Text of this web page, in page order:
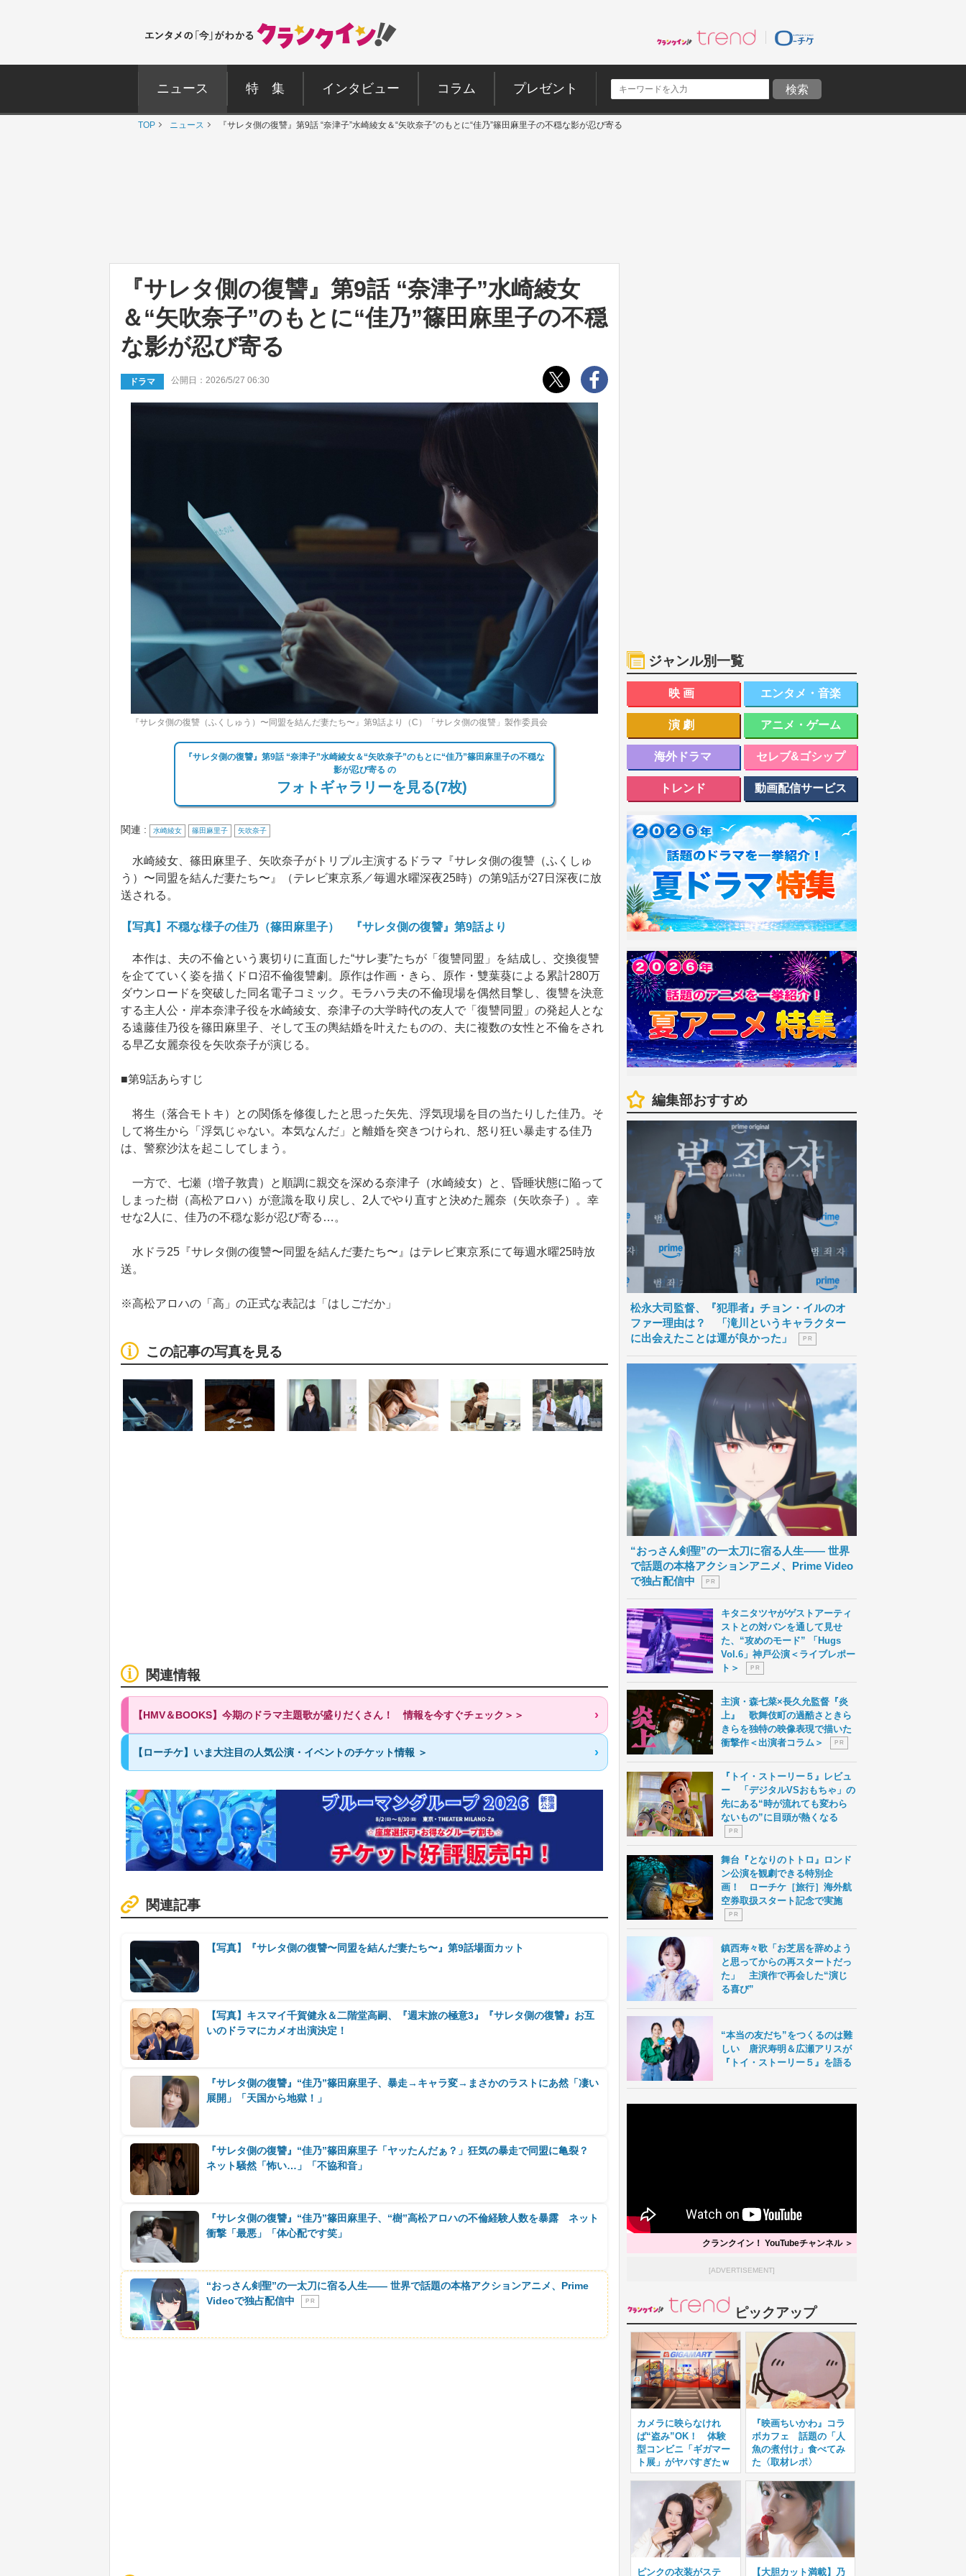
ニュース 特 集 インタビュー コラム プレゼント
TOP ニュース 『サレタ側の復讐』第9話 “奈津子”水崎綾女＆“矢吹奈子”のもとに“佳乃”篠田麻里子の不穏な影が忍び寄る
『サレタ側の復讐』第9話 “奈津子”水崎綾女
＆“矢吹奈子”のもとに“佳乃”篠田麻里子の不穏
な影が忍び寄る
ドラマ 公開日：2026/5/27 06:30
『サレタ側の復讐（ふくしゅう）〜同盟を結んだ妻たち〜』第9話より（C）「サレタ側の復讐」製作委員会
『サレタ側の復讐』第9話 “奈津子”水崎綾女＆“矢吹奈子”のもとに“佳乃”篠田麻里子の不穏な
影が忍び寄る の
フォトギャラリーを見る(7枚)
関連 : 水崎綾女 篠田麻里子 矢吹奈子
水崎綾女、篠田麻里子、矢吹奈子がトリプル主演するドラマ『サレタ側の復讐（ふくしゅ
う）〜同盟を結んだ妻たち〜』（テレビ東京系／毎週水曜深夜25時）の第9話が27日深夜に放
送される。
【写真】不穏な様子の佳乃（篠田麻里子） 『サレタ側の復讐』第9話より
本作は、夫の不倫という裏切りに直面した“サレ妻”たちが「復讐同盟」を結成し、交換復讐
を企てていく姿を描くドロ沼不倫復讐劇。原作は作画・きら、原作・雙葉葵による累計280万
ダウンロードを突破した同名電子コミック。モラハラ夫の不倫現場を偶然目撃し、復讐を決意
する主人公・岸本奈津子役を水崎綾女、奈津子の大学時代の友人で「復讐同盟」の発起人とな
る遠藤佳乃役を篠田麻里子、そして玉の輿結婚を叶えたものの、夫に複数の女性と不倫をされ
る早乙女麗奈役を矢吹奈子が演じる。
■第9話あらすじ
将生（落合モトキ）との関係を修復したと思った矢先、浮気現場を目の当たりした佳乃。そ
して将生から「浮気じゃない。本気なんだ」と離婚を突きつけられ、怒り狂い暴走する佳乃
は、警察沙汰を起こしてしまう。
一方で、七瀬（増子敦貴）と順調に親交を深める奈津子（水崎綾女）と、昏睡状態に陥って
しまった樹（高松アロハ）が意識を取り戻し、2人でやり直すと決めた麗奈（矢吹奈子）。幸
せな2人に、佳乃の不穏な影が忍び寄る…。
水ドラ25『サレタ側の復讐〜同盟を結んだ妻たち〜』はテレビ東京系にて毎週水曜25時放
送。
※高松アロハの「高」の正式な表記は「はしごだか」
この記事の写真を見る
関連情報
【HMV＆BOOKS】今期のドラマ主題歌が盛りだくさん！ 情報を今すぐチェック＞＞
【ローチケ】いま大注目の人気公演・イベントのチケット情報 ＞
関連記事
【写真】『サレタ側の復讐〜同盟を結んだ妻たち〜』第9話場面カット
【写真】キスマイ千賀健永＆二階堂高嗣、『週末旅の極意3』『サレタ側の復讐』お互
いのドラマにカメオ出演決定！
『サレタ側の復讐』“佳乃”篠田麻里子、暴走→キャラ変→まさかのラストにあ然「凄い
展開」「天国から地獄！」
『サレタ側の復讐』“佳乃”篠田麻里子「ヤッたんだぁ？」狂気の暴走で同盟に亀裂？
ネット騒然「怖い…」「不協和音」
『サレタ側の復讐』“佳乃”篠田麻里子、“樹”高松アロハの不倫経験人数を暴露 ネット
衝撃「最悪」「体心配です笑」
“おっさん剣聖”の一太刀に宿る人生―― 世界で話題の本格アクションアニメ、Prime
Videoで独占配信中
P R
ジャンル別一覧
映画 エンタメ・音楽
演劇 アニメ・ゲーム
海外ドラマ セレブ&ゴシップ
トレンド 動画配信サービス
編集部おすすめ
松永大司監督、『犯罪者』チョン・イルのオ
ファー理由は？ 「滝川というキャラクター
に出会えたことは運が良かった」
P R
“おっさん剣聖”の一太刀に宿る人生―― 世界
で話題の本格アクションアニメ、Prime Video
で独占配信中
P R
キタニタツヤがゲストアーティ
ストとの対バンを通して見せ
た、“攻めのモード” 「Hugs
Vol.6」神戸公演＜ライブレポー
ト＞
P R
主演・森七菜×長久允監督『炎
上』 歌舞伎町の過酷さときら
きらを独特の映像表現で描いた
衝撃作＜出演者コラム＞
P R
『トイ・ストーリー５』レビュ
ー 「デジタルVSおもちゃ」の
先にある“時が流れても変わら
ないもの”に目頭が熱くなる
P R
舞台『となりのトトロ』ロンド
ン公演を観劇できる特別企
画！ ローチケ［旅行］海外航
空券取扱スタート記念で実施
P R
鎮西寿々歌「お芝居を辞めよう
と思ってからの再スタートだっ
た」 主演作で再会した“演じ
る喜び”
“本当の友だち”をつくるのは難
しい 唐沢寿明＆広瀬アリスが
『トイ・ストーリー５』を語る
クランクイン！ YouTubeチャンネル ＞
[ADVERTISEMENT]
ピックアップ
カメラに映らなけれ
ば“盗み”OK！ 体験
型コンビニ「ギガマー
ト展」がヤバすぎたｗ
『映画ちいかわ』コラ
ボカフェ 話題の「人
魚の煮付け」食べてみ
た〈取材レポ〉
ピンクの衣装がステ 【大胆カット満載】乃